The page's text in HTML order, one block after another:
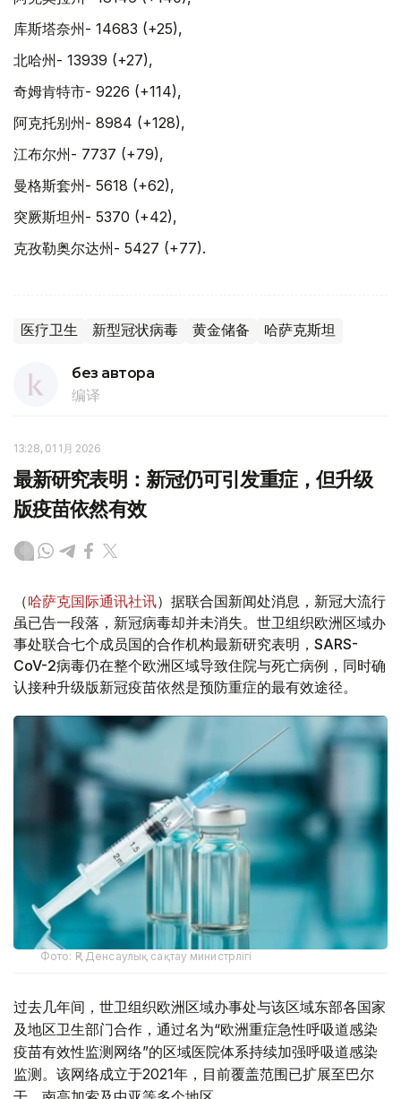
库斯塔奈州- 14683 (+25),
北哈州- 13939 (+27),
奇姆肯特市- 9226 (+114),
阿克托别州- 8984 (+128),
江布尔州- 7737 (+79),
曼格斯套州- 5618 (+62),
突厥斯坦州- 5370 (+42),
克孜勒奥尔达州- 5427 (+77).
医疗卫生 新型冠状病毒 黄金储备 哈萨克斯坦
без автора
编译
13:28, 01 1月 2026
最新研究表明：新冠仍可引发重症，但升级
版疫苗依然有效
（哈萨克国际通讯社讯）据联合国新闻处消息，新冠大流行
虽已告一段落，新冠病毒却并未消失。世卫组织欧洲区域办
事处联合七个成员国的合作机构最新研究表明，SARS-
CoV-2病毒仍在整个欧洲区域导致住院与死亡病例，同时确
认接种升级版新冠疫苗依然是预防重症的最有效途径。
Фото: ҚР Денсаулық сақтау министрлігі
过去几年间，世卫组织欧洲区域办事处与该区域东部各国家
及地区卫生部门合作，通过名为“欧洲重症急性呼吸道感染
疫苗有效性监测网络”的区域医院体系持续加强呼吸道感染
监测。该网络成立于2021年，目前覆盖范围已扩展至巴尔